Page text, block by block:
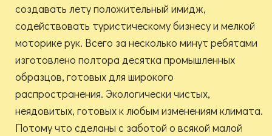
создавать лету положительный имидж,
содействовать туристическому бизнесу и мелкой
моторике рук. Всего за несколько минут ребятами
изготовлено полтора десятка промышленных
образцов, готовых для широкого
распространения. Экологически чистых,
неядовитых, готовых к любым изменениям климата.
Потому что сделаны с заботой о всякой малой